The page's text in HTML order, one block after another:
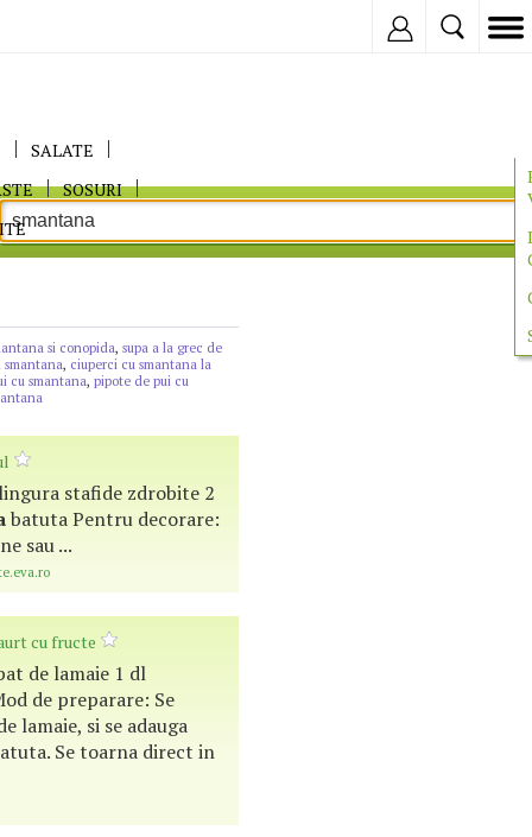
SALATE
SOSURI
si conopida, supa a la grec de
smantana, ciuperci cu smantana la
cu smantana, pipote de pui cu
stafide zdrobite 2
batuta Pentru decorare:
sau ...
cu fructe
de lamaie 1 dl
de preparare: Se
lamaie, si se adauga
Se toarna direct in